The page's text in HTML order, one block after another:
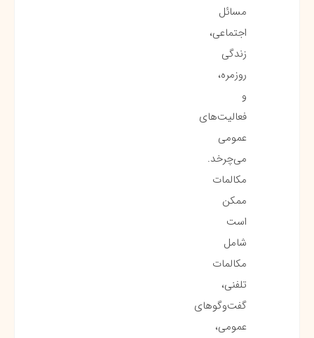
مسائل
اجتماعی،
زندگی
روزمره،
و
فعالیت‌های
عمومی
می‌چرخد.
مکالمات
ممکن
است
شامل
مکالمات
تلفنی،
گفت‌وگوهای
عمومی،